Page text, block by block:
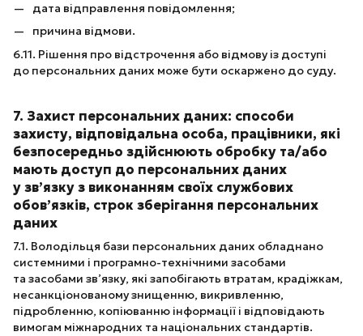
дата відправлення повідомлення;
причина відмови.
6.11. Рішення про відстрочення або відмову із доступі
до персональних даних може бути оскаржено до суду.
7. Захист персональних даних: способи
захисту, відповідальна особа, працівники, які
безпосередньо здійснюють обробку та/або
мають доступ до персональних даних
у зв’язку з виконанням своїх службових
обов’язків, строк зберігання персональних
даних
7.1. Володільця бази персональних даних обладнано
системними і програмно-технічними засобами
та засобами зв’язку, які запобігають втратам, крадіжкам,
несанкціонованому знищенню, викривленню,
підробленню, копіюванню інформації і відповідають
вимогам міжнародних та національних стандартів.